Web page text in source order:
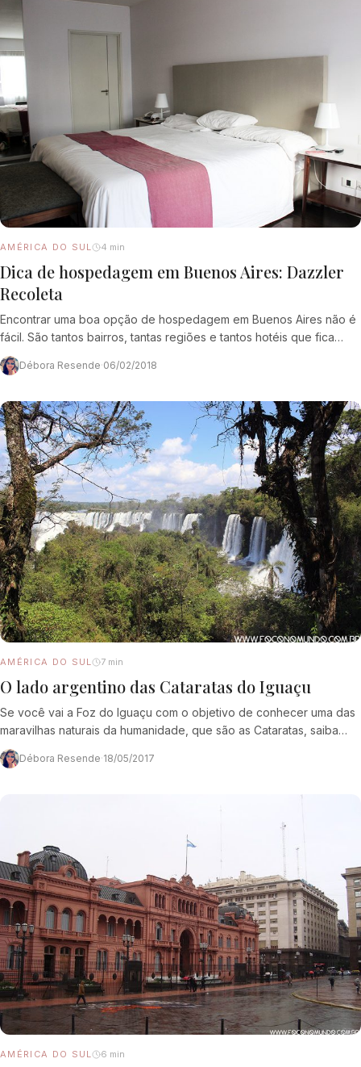
AMÉRICA DO SUL 4 min
Dica de hospedagem em Buenos Aires: Dazzler
Recoleta
Encontrar uma boa opção de hospedagem em Buenos Aires não é
fácil. São tantos bairros, tantas regiões e tantos hotéis que fica
difícil saber…
Débora Resende·06/02/2018
AMÉRICA DO SUL 7 min
O lado argentino das Cataratas do Iguaçu
Se você vai a Foz do Iguaçu com o objetivo de conhecer uma das
maravilhas naturais da humanidade, que são as Cataratas, saiba
que…
Débora Resende·18/05/2017
AMÉRICA DO SUL 6 min